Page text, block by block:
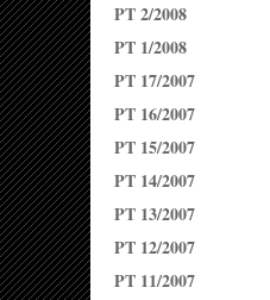
PT 2/2008
PT 1/2008
PT 17/2007
PT 16/2007
PT 15/2007
PT 14/2007
PT 13/2007
PT 12/2007
PT 11/2007